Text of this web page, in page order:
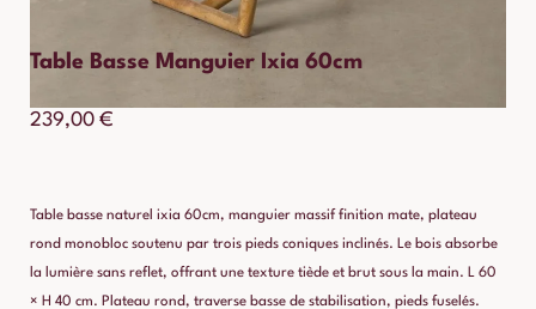
Table Basse Manguier Ixia 60cm
239,00 €
Table basse naturel ixia 60cm, manguier massif finition mate, plateau
rond monobloc soutenu par trois pieds coniques inclinés. Le bois absorbe
la lumière sans reflet, offrant une texture tiède et brut sous la main. L 60
× H 40 cm. Plateau rond, traverse basse de stabilisation, pieds fuselés.